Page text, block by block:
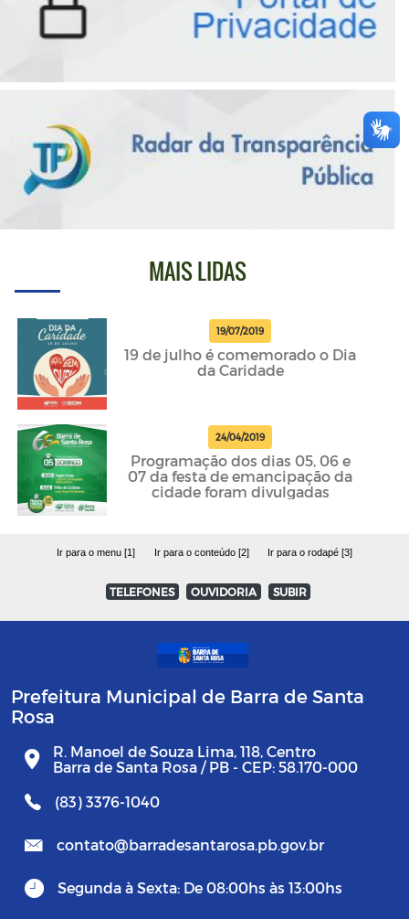
MAIS LIDAS
19/07/2019
19 de julho é comemorado o Dia
da Caridade
24/04/2019
Programação dos dias 05, 06 e
07 da festa de emancipação da
cidade foram divulgadas
Ir para o menu [1] Ir para o conteúdo [2] Ir para o rodapé [3]
TELEFONES OUVIDORIA SUBIR
Prefeitura Municipal de Barra de Santa
Rosa
R. Manoel de Souza Lima, 118, Centro
Barra de Santa Rosa / PB - CEP: 58.170-000
(83) 3376-1040
contato@barradesantarosa.pb.gov.br
Segunda à Sexta: De 08:00hs às 13:00hs